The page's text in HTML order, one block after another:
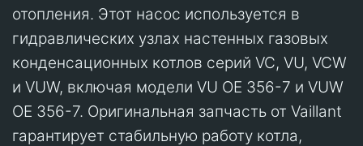
отопления. Этот насос используется в
гидравлических узлах настенных газовых
конденсационных котлов серий VC, VU, VCW
и VUW, включая модели VU OE 356-7 и VUW
OE 356-7. Оригинальная запчасть от Vaillant
гарантирует стабильную работу котла,